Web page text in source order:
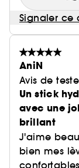
Signaler ce
AniN
Avis de
Un stick
avec une
brillant
J'aime
bien mes